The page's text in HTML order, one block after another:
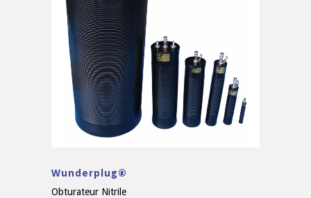
Wunderplug®
Obturateur Nitrile